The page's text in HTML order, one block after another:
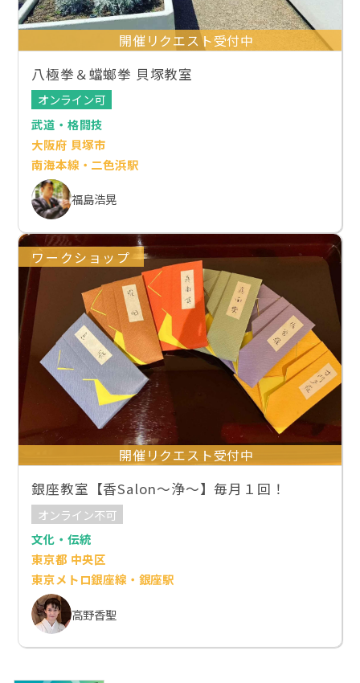
開催リクエスト受付中
八極拳＆蟷螂拳 貝塚教室
オンライン可
武道・格闘技
大阪府 貝塚市
南海本線・二色浜駅
福島浩晃
ワークショップ
開催リクエスト受付中
銀座教室【香Salon～浄～】毎月１回！
オンライン不可
文化・伝統
東京都 中央区
東京メトロ銀座線・銀座駅
高野香聖